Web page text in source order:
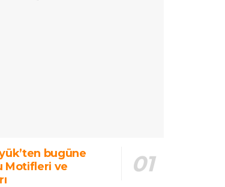
bugüne
Motifleri ve